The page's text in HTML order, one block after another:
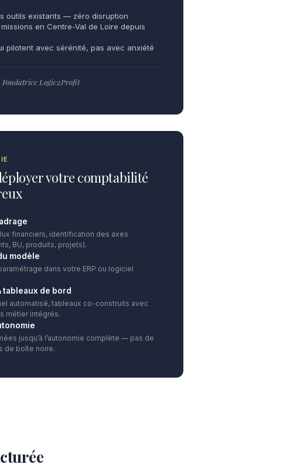
outils existants — zéro disruption
en Centre-Val de Loire depuis
pilotent avec sérénité, pas avec anxiété
Logic2Profit
votre comptabilité
financiers, identification des axes
BU, produits, projets).
modèle
dans votre ERP ou logiciel
tableaux de bord
automatisé, tableaux co-construits avec
métier intégrés.
jusqu’à l’autonomie complète — pas de
de boîte noire.